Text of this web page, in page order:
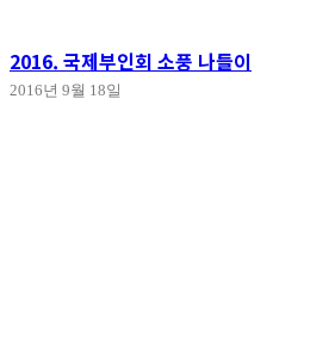
2016. 국제부인회 소풍 나들이
2016년 9월 18일